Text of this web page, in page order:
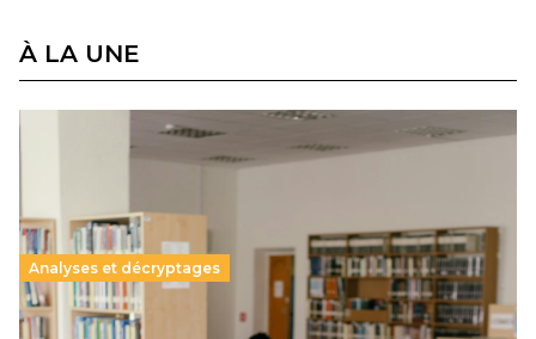
À LA UNE
Analyses et décryptages
Supérieur privé : une dérive qui met à mal la